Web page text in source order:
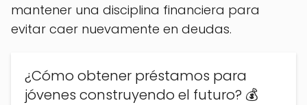
mantener una disciplina financiera para
evitar caer nuevamente en deudas.
¿Cómo obtener préstamos para
jóvenes construyendo el futuro? 💰